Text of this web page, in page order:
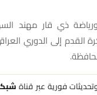
ذي قار مهند
القدم إلى الدوري
فورية عبر قناة